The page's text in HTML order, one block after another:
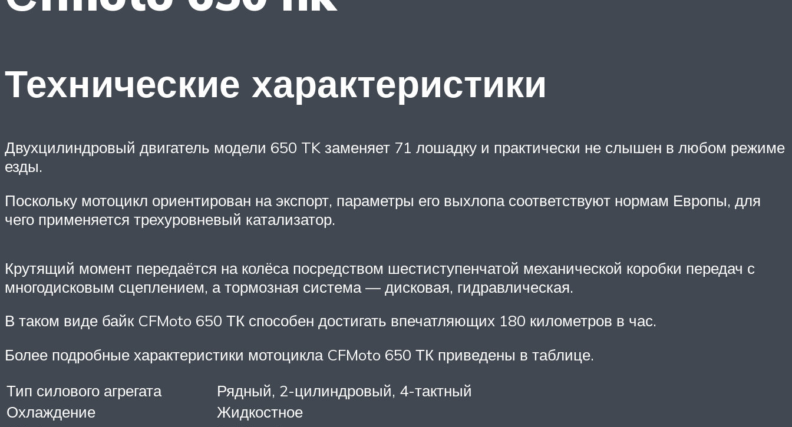
Технические характеристики
Двухцилиндровый двигатель модели 650 TK заменяет 71 лошадку и практически не слышен в любом режиме
езды.
Поскольку мотоцикл ориентирован на экспорт, параметры его выхлопа соответствуют нормам Европы, для
чего применяется трехуровневый катализатор.
Крутящий момент передаётся на колёса посредством шестиступенчатой механической коробки передач с
многодисковым сцеплением, а тормозная система — дисковая, гидравлическая.
В таком виде байк CFMoto 650 ТК способен достигать впечатляющих 180 километров в час.
Более подробные характеристики мотоцикла CFMoto 650 ТК приведены в таблице.
Тип силового агрегата
Рядный, 2-цилиндровый, 4-тактный
Охлаждение
Жидкостное